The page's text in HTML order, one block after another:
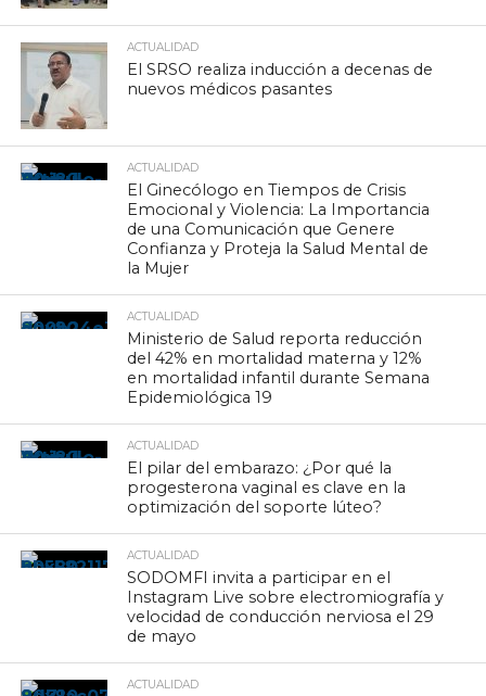
ACTUALIDAD
El SRSO realiza inducción a decenas de
nuevos médicos pasantes
ACTUALIDAD
El Ginecólogo en Tiempos de Crisis
Emocional y Violencia: La Importancia
de una Comunicación que Genere
Confianza y Proteja la Salud Mental de
la Mujer
ACTUALIDAD
Ministerio de Salud reporta reducción
del 42% en mortalidad materna y 12%
en mortalidad infantil durante Semana
Epidemiológica 19
ACTUALIDAD
El pilar del embarazo: ¿Por qué la
progesterona vaginal es clave en la
optimización del soporte lúteo?
ACTUALIDAD
SODOMFI invita a participar en el
Instagram Live sobre electromiografía y
velocidad de conducción nerviosa el 29
de mayo
ACTUALIDAD